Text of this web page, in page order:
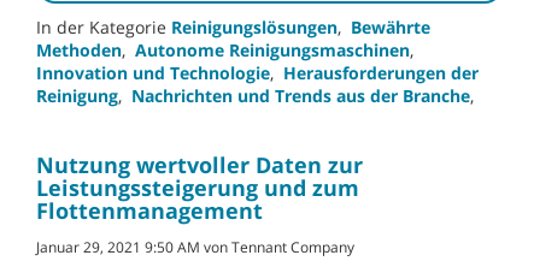
In der Kategorie Reinigungslösungen, Bewährte
Methoden, Autonome Reinigungsmaschinen,
Innovation und Technologie, Herausforderungen der
Reinigung, Nachrichten und Trends aus der Branche,
Nutzung wertvoller Daten zur
Leistungssteigerung und zum
Flottenmanagement
Januar 29, 2021 9:50 AM von Tennant Company